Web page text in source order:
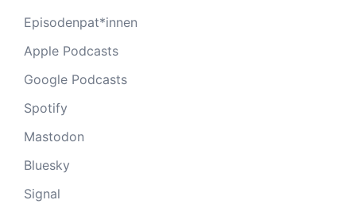
Episodenpat*innen
Apple Podcasts
Google Podcasts
Spotify
Mastodon
Bluesky
Signal